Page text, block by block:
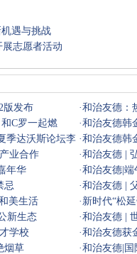
遇与挑战
志愿者活动
版发布 ·和治友德：
C罗一起燃 ·和治友德韩
季达沃斯论坛李 ·和治友德韩
业合作 ·和治友德 |
团结
年华 ·和治友德|
忌 ·和治友德 |
美生活 · 新时代“松
新生态 ·和治友德 |
学校 ·和治友德获
烟草 ·和治友德|